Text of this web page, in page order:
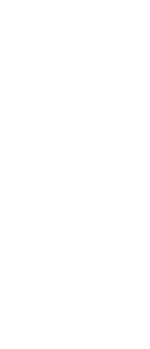
مشروع استلام
استلام وتوزيع
العربية السعودية،
غزة،